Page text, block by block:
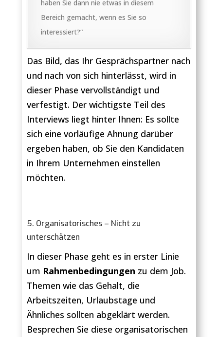
haben Sie dann nie etwas in diesem
Bereich gemacht, wenn es Sie so
interessiert?“
Das Bild, das Ihr Gesprächspartner nach
und nach von sich hinterlässt, wird in
dieser Phase vervollständigt und
verfestigt. Der wichtigste Teil des
Interviews liegt hinter Ihnen: Es sollte
sich eine vorläufige Ahnung darüber
ergeben haben, ob Sie den Kandidaten
in Ihrem Unternehmen einstellen
möchten.
5. Organisatorisches – Nicht zu
unterschätzen
In dieser Phase geht es in erster Linie
um Rahmenbedingungen zu dem Job.
Themen wie das Gehalt, die
Arbeitszeiten, Urlaubstage und
Ähnliches sollten abgeklärt werden.
Besprechen Sie diese organisatorischen